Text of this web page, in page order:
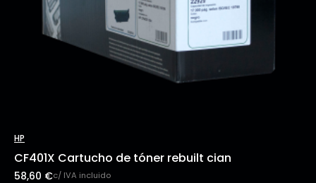
HP
CF401X Cartucho de tóner rebuilt cian
58,60 €c/ IVA incluido